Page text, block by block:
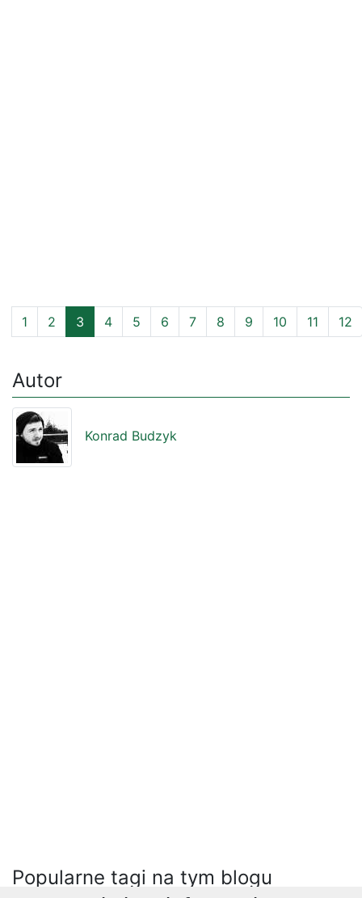
1 2 3 4 5 6 7 8 9 10 11 12
Autor
Konrad Budzyk
Popularne tagi na tym blogu